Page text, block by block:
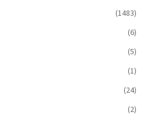
(1483)
(6)
(5)
(1)
(24)
(2)